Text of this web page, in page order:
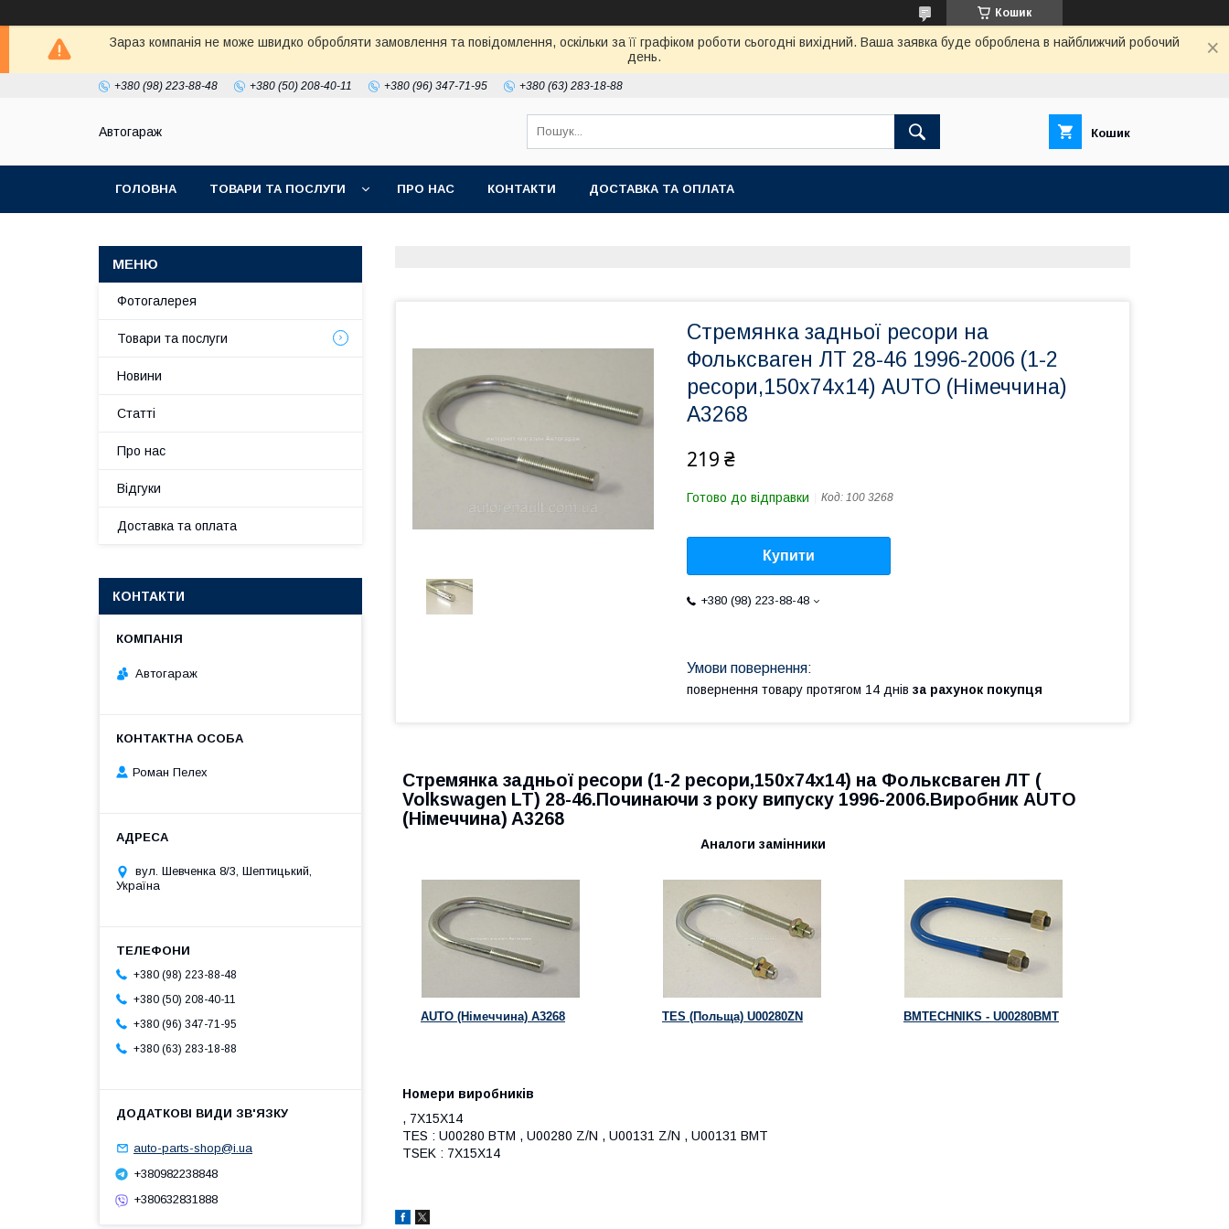
Кошик
Зараз компанія не може швидко обробляти замовлення та повідомлення, оскільки за її графіком роботи сьогодні вихідний. Ваша заявка буде оброблена в найближчий робочий
день.
+380 (98) 223-88-48 +380 (50) 208-40-11 +380 (96) 347-71-95 +380 (63) 283-18-88
Автогараж Кошик
ГОЛОВНА ТОВАРИ ТА ПОСЛУГИ ПРО НАС КОНТАКТИ ДОСТАВКА ТА ОПЛАТА
Стремянка задньої ресори на
Фольксваген ЛТ 28-46 1996-2006 (1-2
ресори,150х74х14) AUTO (Німеччина)
A3268
219 ₴
Готово до відправки Код: 100 3268
Купити
+380 (98) 223-88-48
повернення товару протягом 14 днів за рахунок покупця
Стремянка задньої ресори (1-2 ресори,150х74х14) на Фольксваген ЛТ (
Volkswagen LT) 28-46.Починаючи з року випуску 1996-2006.Виробник AUTO
(Німеччина) A3268
Аналоги замінники
AUTO (Німеччина) A3268 TES (Польща) U00280ZN BMTECHNIKS - U00280BMT
Номери виробників
, 7X15X14
TES : U00280 BTM , U00280 Z/N , U00131 Z/N , U00131 BMT
TSEK : 7X15X14
Фотогалерея
Товари та послуги
Новини
Статті
Про нас
Відгуки
Доставка та оплата
КОНТАКТИ
Автогараж
Роман Пелех
вул. Шевченка 8/3, Шептицький,
Україна
+380 (98) 223-88-48
+380 (50) 208-40-11
+380 (96) 347-71-95
+380 (63) 283-18-88
auto-parts-shop@i.ua
+380982238848
+380632831888